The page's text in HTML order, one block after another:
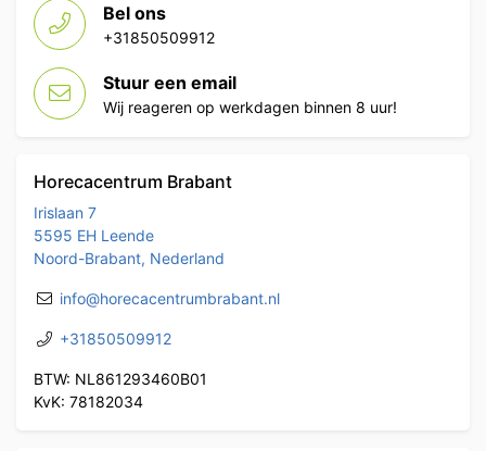
Bel ons
+31850509912
Stuur een email
Wij reageren op werkdagen binnen 8 uur!
Horecacentrum Brabant
Irislaan 7
5595 EH Leende
Noord-Brabant, Nederland
info@horecacentrumbrabant.nl
+31850509912
BTW: NL861293460B01
KvK: 78182034